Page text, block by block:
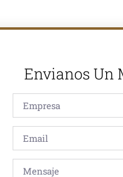
Envianos Un